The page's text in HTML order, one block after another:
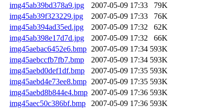
img45ab39bd378a9.jpg
2007-05-09 17:33
79K
img45ab39f323229.jpg
2007-05-09 17:33
76K
img45ab394ad35ed.jpg
2007-05-09 17:32
62K
img45ab398e17d7d.jpg
2007-05-09 17:32
66K
img45aebac6452e6.bmp 2007-05-09 17:34 593K
img45aebccfb7fb7.bmp
2007-05-09 17:34 593K
img45aebd0def1df.bmp
2007-05-09 17:35 593K
img45aebd4e73ee8.bmp 2007-05-09 17:35 593K
img45aebd8b844e4.bmp 2007-05-09 17:36 593K
img45aec50c386bf.bmp
2007-05-09 17:36 593K